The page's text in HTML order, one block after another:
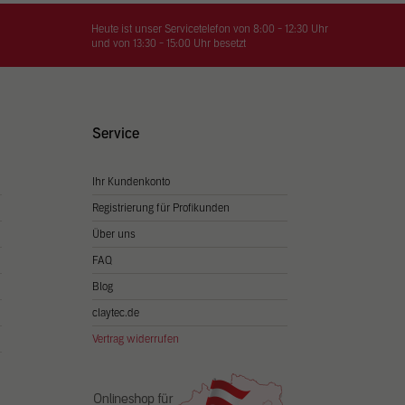
Heute ist unser Servicetelefon von 8:00 - 12:30 Uhr
und von 13:30 - 15:00 Uhr besetzt
Service
Ihr Kundenkonto
Registrierung für Profikunden
Über uns
FAQ
Blog
claytec.de
Vertrag widerrufen
Sie